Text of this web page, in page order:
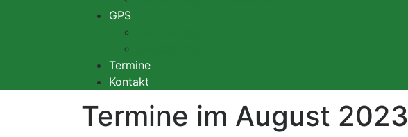
GPS
Termine
Kontakt
Termine im August 2023